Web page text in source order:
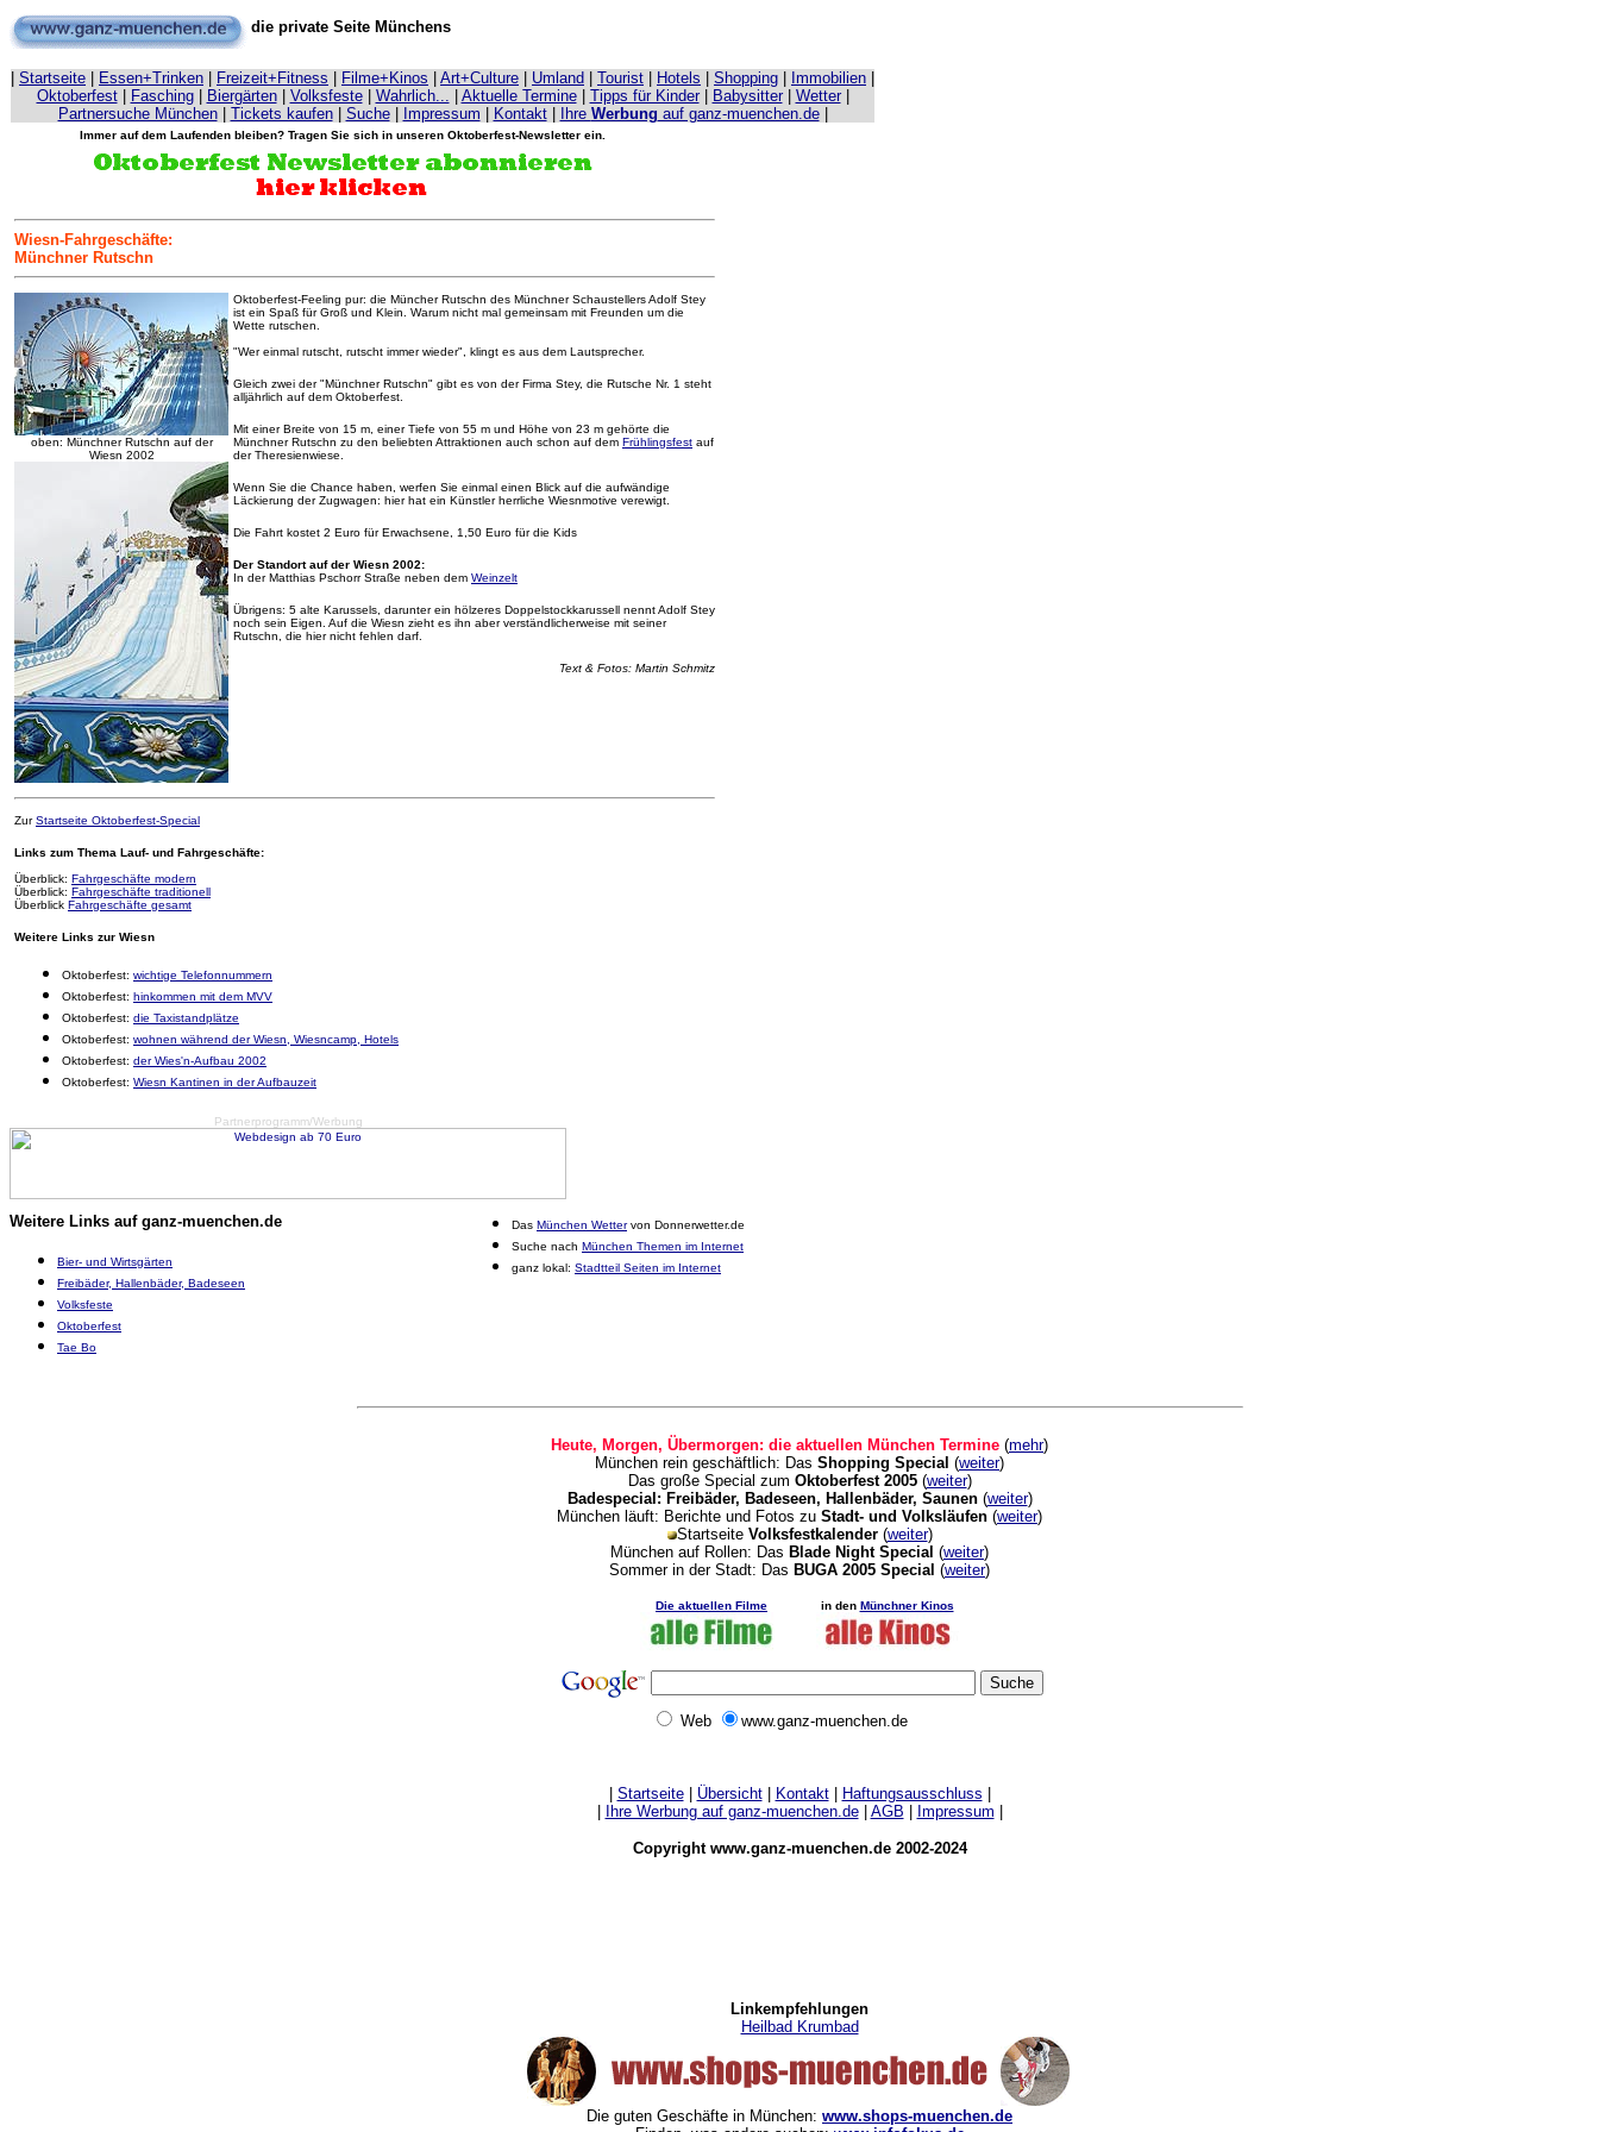
die private Seite Münchens
Startseite Essen+Trinken Freizeit+Fitness Filme+Kinos Art+Culture Umland Tourist Hotels Shopping Immobilien
Oktoberfest| Fasching| Biergärten| Volksfeste| Wahrlich... Aktuelle Termine Tipps für Kinder| Babysitter Wetter|
Partnersuche München| Tickets kaufen Suche| Impressum Kontakt Ihre Werbung auf ganz-muenchen.de|
Immer auf dem Laufenden bleiben? Tragen Sie sich in unseren Oktoberfest-Newsletter ein.
Wiesn-Fahrgeschäfte:
Münchner Rutschn
oben: Münchner Rutschn auf der
Wiesn 2002
Oktoberfest-Feeling pur: die Müncher Rutschn des Münchner Schaustellers Adolf Stey
ist ein Spaß für Groß und Klein. Warum nicht mal gemeinsam mit Freunden um die
Wette rutschen.
"Wer einmal rutscht, rutscht immer wieder", klingt es aus dem Lautsprecher.
Gleich zwei der "Münchner Rutschn" gibt es von der Firma Stey, die Rutsche Nr. 1 steht
alljährlich auf dem Oktoberfest.
Mit einer Breite von 15 m, einer Tiefe von 55 m und Höhe von 23 m gehörte die
Münchner Rutschn zu den beliebten Attraktionen auch schon auf dem Frühlingsfest auf
der Theresienwiese.
Wenn Sie die Chance haben, werfen Sie einmal einen Blick auf die aufwändige
Läckierung der Zugwagen: hier hat ein Künstler herrliche Wiesnmotive verewigt.
Die Fahrt kostet 2 Euro für Erwachsene, 1,50 Euro für die Kids
Der Standort auf der Wiesn 2002:
In der Matthias Pschorr Straße neben dem Weinzelt
Übrigens: 5 alte Karussels, darunter ein hölzeres Doppelstockkarussell nennt Adolf Stey
noch sein Eigen. Auf die Wiesn zieht es ihn aber verständlicherweise mit seiner
Rutschn, die hier nicht fehlen darf.
Text & Fotos: Martin Schmitz
ZurStartseite Oktoberfest-Special
Links zum Thema Lauf- und Fahrgeschäfte:
Überblick: Fahrgeschäfte modern
Überblick: Fahrgeschäfte traditionell
Überblick Fahrgeschäfte gesamt
Weitere Links zur Wiesn
Oktoberfest: wichtige Telefonnummern
Oktoberfest: hinkommen mit dem MVV
Oktoberfest: die Taxistandplätze
Oktoberfest: wohnen während der Wiesn, Wiesncamp, Hotels
Oktoberfest: der Wies'n-Aufbau 2002
Oktoberfest: Wiesn Kantinen in der Aufbauzeit
Partnerprogramm/Werbung
Weitere Links auf ganz-muenchen.de
Bier- und Wirtsgärten
Freibäder, Hallenbäder, Badeseen
Volksfeste
Oktoberfest
Tae Bo
Das München Wettervon Donnerwetter.de
Suche nach München Themen im Internet
ganz lokal: Stadtteil Seiten im Internet
Heute, Morgen, Übermorgen: die aktuellen München Termine (mehr)
München rein geschäftlich: Das Shopping Special (weiter)
Das große Special zum Oktoberfest 2005(weiter)
Badespecial: Freibäder, Badeseen, Hallenbäder, Saunen(weiter)
München läuft: Berichte und Fotos zu Stadt- und Volksläufen (weiter)
Startseite Volksfestkalender(weiter)
München auf Rollen: Das Blade Night Special (weiter)
Sommer in der Stadt: Das BUGA 2005 Special (weiter)
Die aktuellen Filme in den Münchner Kinos
Web www.ganz-muenchen.de
Startseite Übersicht| Kontakt| Haftungsausschluss
Ihre Werbung auf ganz-muenchen.de| AGB Impressum
Copyright www.ganz-muenchen.de 2002-2024
Linkempfehlungen
Heilbad Krumbad
Die guten Geschäfte in München: www.shops-muenchen.de